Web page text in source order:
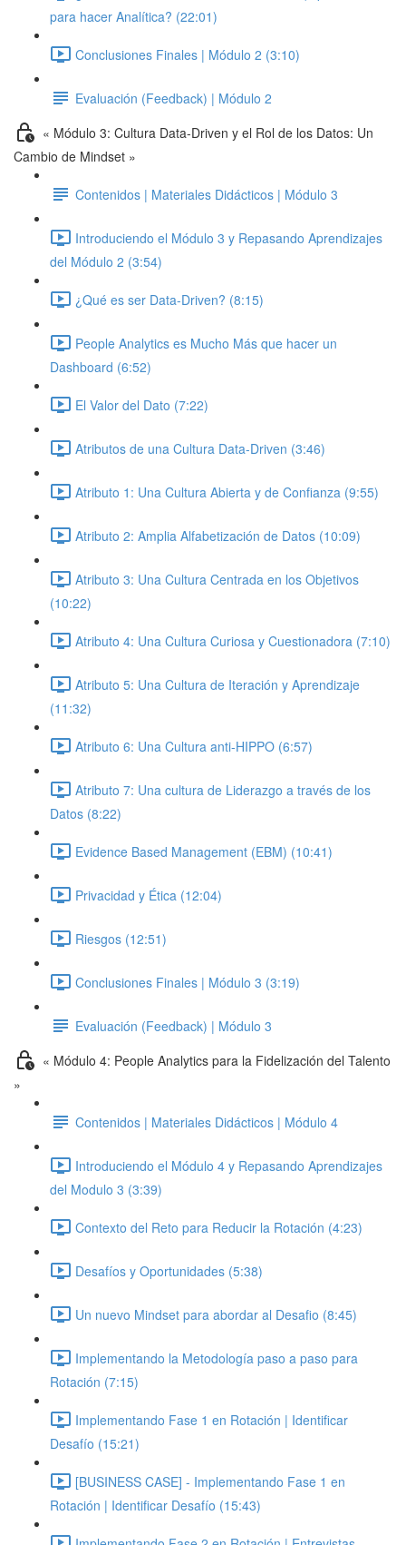
para hacer Analítica? (22:01)
Conclusiones Finales | Módulo 2 (3:10)
Evaluación (Feedback) | Módulo 2
« Módulo 3: Cultura Data-Driven y el Rol de los Datos: Un
Cambio de Mindset »
Contenidos | Materiales Didácticos | Módulo 3
Introduciendo el Módulo 3 y Repasando Aprendizajes
del Módulo 2 (3:54)
¿Qué es ser Data-Driven? (8:15)
People Analytics es Mucho Más que hacer un
Dashboard (6:52)
El Valor del Dato (7:22)
Atributos de una Cultura Data-Driven (3:46)
Atributo 1: Una Cultura Abierta y de Confianza (9:55)
Atributo 2: Amplia Alfabetización de Datos (10:09)
Atributo 3: Una Cultura Centrada en los Objetivos
(10:22)
Atributo 4: Una Cultura Curiosa y Cuestionadora (7:10)
Atributo 5: Una Cultura de Iteración y Aprendizaje
(11:32)
Atributo 6: Una Cultura anti-HIPPO (6:57)
Atributo 7: Una cultura de Liderazgo a través de los
Datos (8:22)
Evidence Based Management (EBM) (10:41)
Privacidad y Ética (12:04)
Riesgos (12:51)
Conclusiones Finales | Módulo 3 (3:19)
Evaluación (Feedback) | Módulo 3
« Módulo 4: People Analytics para la Fidelización del Talento
»
Contenidos | Materiales Didácticos | Módulo 4
Introduciendo el Módulo 4 y Repasando Aprendizajes
del Modulo 3 (3:39)
Contexto del Reto para Reducir la Rotación (4:23)
Desafíos y Oportunidades (5:38)
Un nuevo Mindset para abordar al Desafio (8:45)
Implementando la Metodología paso a paso para
Rotación (7:15)
Implementando Fase 1 en Rotación | Identificar
Desafío (15:21)
[BUSINESS CASE] - Implementando Fase 1 en
Rotación | Identificar Desafío (15:43)